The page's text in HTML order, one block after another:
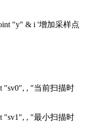
"y" & i '增加采样点
"sv0", , "当前扫描时
"sv1", , "最小扫描时